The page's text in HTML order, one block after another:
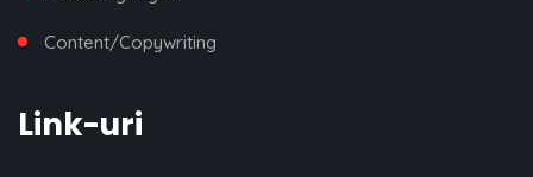
Content/Copywriting
Link-uri